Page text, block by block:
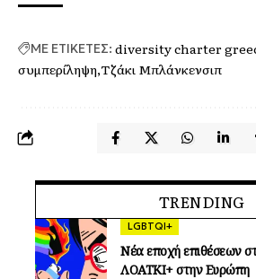
ΜΕ ΕΤΙΚΕΤΕΣ: diversity charter
συμπερίληψη Τζάκι Μπλάνκενσιπ
TRENDING
LGBTQI+
Νέα εποχή επιθέσεων
ΛΟΑΤΚΙ+ στην Ευρώπη